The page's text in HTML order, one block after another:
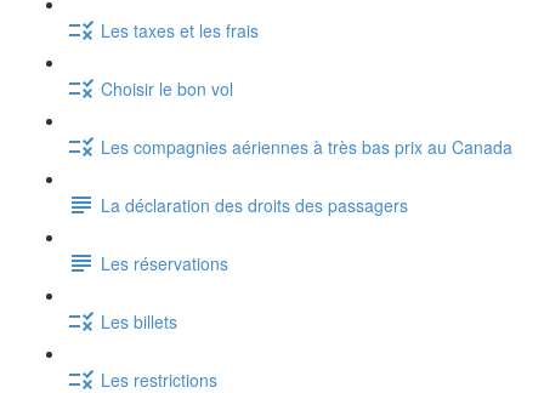
Les taxes et les frais
Choisir le bon vol
Les compagnies aériennes à très bas prix au Canada
La déclaration des droits des passagers
Les réservations
Les billets
Les restrictions